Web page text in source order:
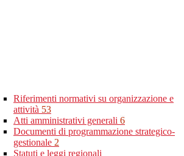
Riferimenti normativi su organizzazione e
attività 53
Atti amministrativi generali 6
Documenti di programmazione strategico-
gestionale 2
Statuti e leggi regionali